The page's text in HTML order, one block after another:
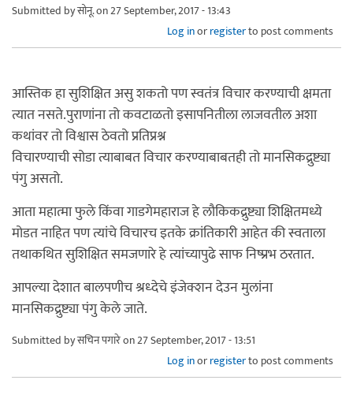
Submitted byसोनू.on 27 September, 2017 - 13:43
Log inorregisterto post comments
आस्तिक हा सुशिक्षित असु शकतो पण स्वतंत्र विचार करण्याची क्षमता
त्यात नसते.पुराणांना तो कवटाळतो इसापनितीला लाजवतील अशा
कथांवर तो विश्वास ठेवतो प्रतिप्रश्न
विचारण्याची सोडा त्याबाबत विचार करण्याबाबतही तो मानसिकद्रुष्ट्या
पंगु असतो.
आता महात्मा फुले किंवा गाडगेमहाराज हे लौकिकद्रुष्ट्या शिक्षितमध्ये
मोडत नाहित पण त्यांचे विचारच इतके क्रांतिकारी आहेत की स्वताला
तथाकथित सुशिक्षित समजणारे हे त्यांच्यापुढे साफ निष्प्रभ ठरतात.
आपल्या देशात बालपणीच श्रध्देचे इंजेक्शन देउन मुलांना
मानसिकद्रुष्ट्या पंगु केले जाते.
Submitted byसचिन पगारेon 27 September, 2017 - 13:51
Log inorregisterto post comments